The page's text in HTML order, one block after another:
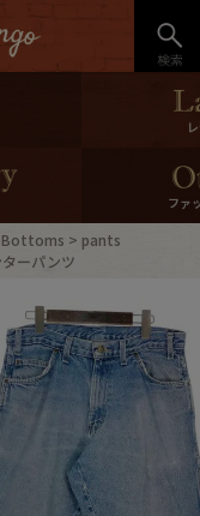
500pt＆10％Offクー
10％0ffクーポンプ
マイページ
ファ
Bottoms
pants
ーパンツ